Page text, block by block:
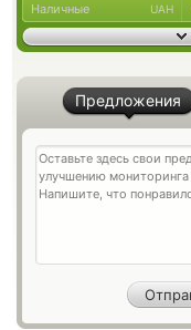
Наличные UAH
Предложения